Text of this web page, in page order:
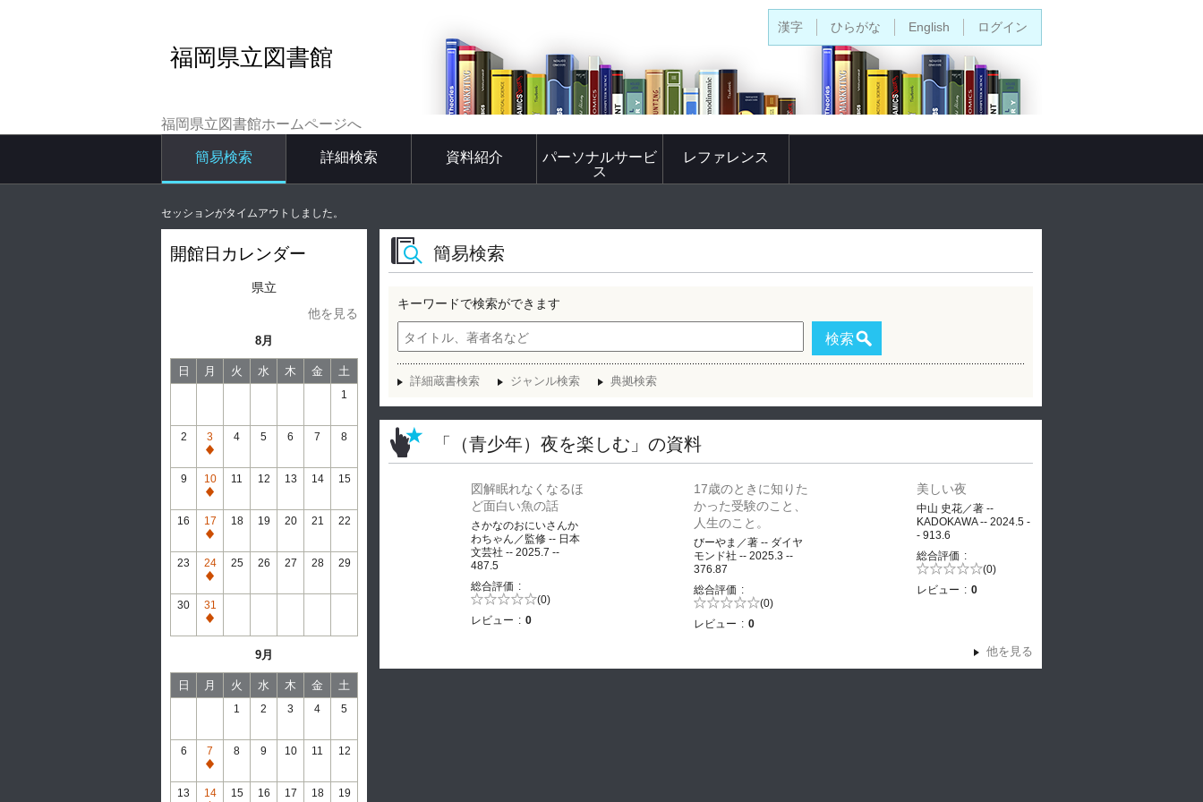
福岡県立図書館
福岡県立図書館ホームページへ
簡易検索 詳細検索 資料紹介
パーソナルサービ
ス
レファレンス
漢字 ひらがな English ログイン
セッションがタイムアウトしました。
開館日カレンダー
県立
他を見る
8月
日 月 火 水 木 金 土
1
2
3
通
常
休
館
4 5 6 7 8
9
10
通
常
休
館
11 12 13 14 15
16
17
通
常
休
館
18 19 20 21 22
23
24
通
常
休
館
25 26 27 28 29
30
31
通
館
9月
日 月 火 水 木 金 土
1 2 3 4 5
6
7
通
常
8 9 10 11 12
13 14 15 16 17 18 19
簡易検索
キーワードで検索ができます
検索
詳細蔵書検索 ジャンル検索 典拠検索
「（青少年）夜を楽しむ」の資料
図解眠れなくなるほ
ど面白い魚の話
さかなのおにいさんか
わちゃん／監修 -- 日本
文芸社 -- 2025.7 --
487.5
総合評価
5段階評価の (0)
レビュー
0
17歳のときに知りた
かった受験のこと、
人生のこと。
びーやま／著 -- ダイヤ
モンド社 -- 2025.3 --
376.87
総合評価
5段階評価の (0)
レビュー
0
美しい夜
中山 史花／著 --
KADOKAWA -- 2024.5 -
- 913.6
総合評価
5段階評価の (0)
レビュー
0
他を見る